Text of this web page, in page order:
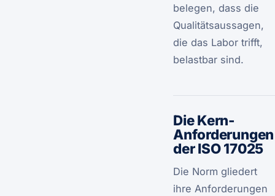
belegen, dass die
Qualitätsaussagen,
die das Labor trifft,
belastbar sind.
Die Kern-
Anforderungen
der ISO 17025
Die Norm gliedert
ihre Anforderungen